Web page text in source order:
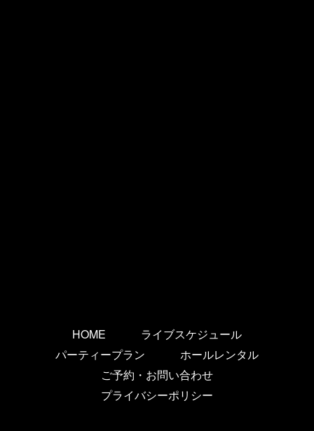
HOME
ライブスケジュール
パーティープラン
ホールレンタル
ご予約・お問い合わせ
プライバシーポリシー